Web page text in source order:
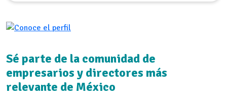
Sé parte de la comunidad de
empresarios y directores más
relevante de México